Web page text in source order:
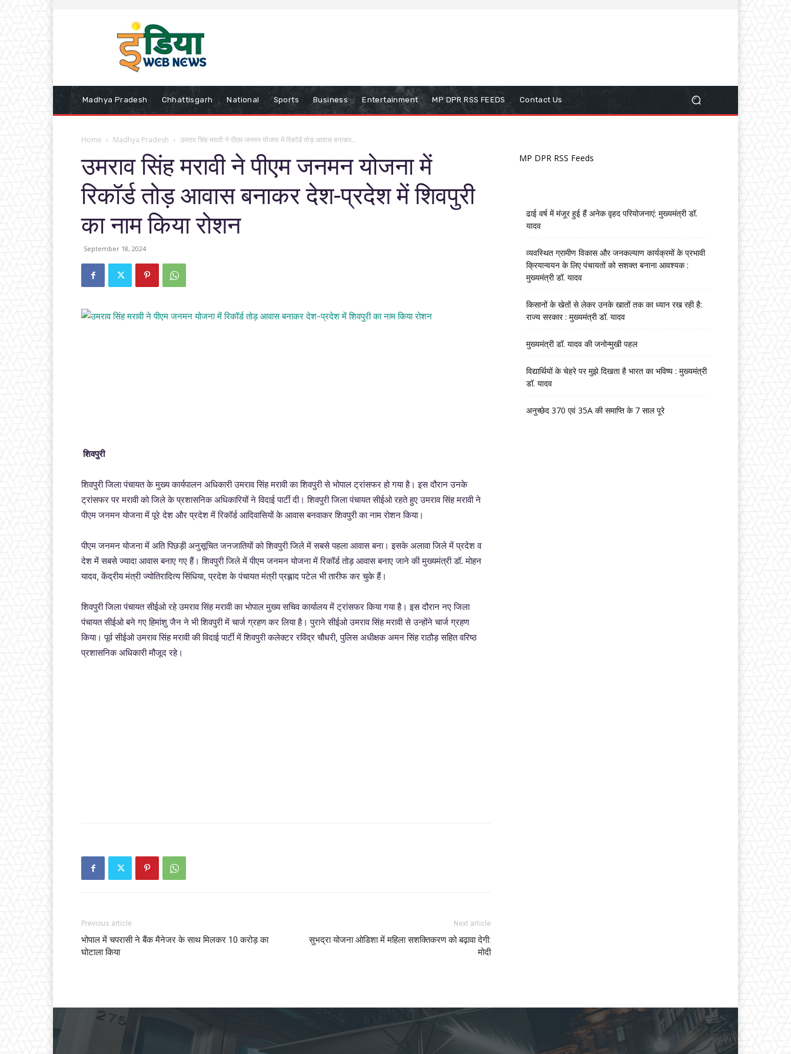
Madhya Pradesh Chhattisgarh National Sports Business Entertainment MP DPR RSS FEEDS Contact Us
Home Madhya Pradesh उमराव सिंह मरावी ने पीएम जनमन योजना में रिकॉर्ड तोड़ आवास बनाकर...
उमराव सिंह मरावी ने पीएम जनमन योजना में
रिकॉर्ड तोड़ आवास बनाकर देश-प्रदेश में शिवपुरी
का नाम किया रोशन
September 18, 2024
शिवपुरी
शिवपुरी जिला पंचायत के मुख्य कार्यपालन अधिकारी उमराव सिंह मरावी का शिवपुरी से भोपाल ट्रांसफर हो गया है। इस दौरान उनके
ट्रांसफर पर मरावी को जिले के प्रशासनिक अधिकारियों ने विदाई पार्टी दी। शिवपुरी जिला पंचायत सीईओ रहते हुए उमराव सिंह मरावी ने
पीएम जनमन योजना में पूरे देश और प्रदेश में रिकॉर्ड आदिवासियों के आवास बनवाकर शिवपुरी का नाम रोशन किया।
पीएम जनमन योजना में अति पिछड़ी अनुसूचित जनजातियों को शिवपुरी जिले में सबसे पहला आवास बना। इसके अलावा जिले में प्रदेश व
देश में सबसे ज्यादा आवास बनाए गए हैं। शिवपुरी जिले में पीएम जनमन योजना में रिकॉर्ड तोड़ आवास बनाए जाने की मुख्यमंत्री डॉ. मोहन
यादव, केंद्रीय मंत्री ज्योतिरादित्य सिंधिया, प्रदेश के पंचायत मंत्री प्रह्लाद पटेल भी तारीफ कर चुके हैं।
शिवपुरी जिला पंचायत सीईओ रहे उमराव सिंह मरावी का भोपाल मुख्य सचिव कार्यालय में ट्रांसफर किया गया है। इस दौरान नए जिला
पंचायत सीईओ बने गए हिमांशु जैन ने भी शिवपुरी में चार्ज ग्रहण कर लिया है। पुराने सीईओ उमराव सिंह मरावी से उन्होंने चार्ज ग्रहण
किया। पूर्व सीईओ उमराव सिंह मरावी की विदाई पार्टी में शिवपुरी कलेक्टर रविंद्र चौधरी, पुलिस अधीक्षक अमन सिंह राठौड़ सहित वरिष्ठ
प्रशासनिक अधिकारी मौजूद रहे।
Previous article
भोपाल में चपरासी ने बैंक मैनेजर के साथ मिलकर 10 करोड़ का
घोटाला किया
Next article
सुभद्रा योजना ओडिशा में महिला सशक्तिकरण को बढ़ावा देगी:
मोदी
MP DPR RSS Feeds
ढाई वर्ष में मंजूर हुई हैं अनेक वृहद परियोजनाएं: मुख्यमंत्री डॉ.
यादव
व्यवस्थित ग्रामीण विकास और जनकल्याण कार्यक्रमों के प्रभावी
क्रियान्वयन के लिए पंचायतों को सशक्त बनाना आवश्यक :
मुख्यमंत्री डॉ. यादव
किसानों के खेतों से लेकर उनके खातों तक का ध्यान रख रही है:
राज्य सरकार : मुख्यमंत्री डॉ. यादव
मुख्यमंत्री डॉ. यादव की जनोन्मुखी पहल
विद्यार्थियों के चेहरे पर मुझे दिखता है भारत का भविष्य : मुख्यमंत्री
डॉ. यादव
अनुच्छेद 370 एवं 35A की समाप्ति के 7 साल पूरे